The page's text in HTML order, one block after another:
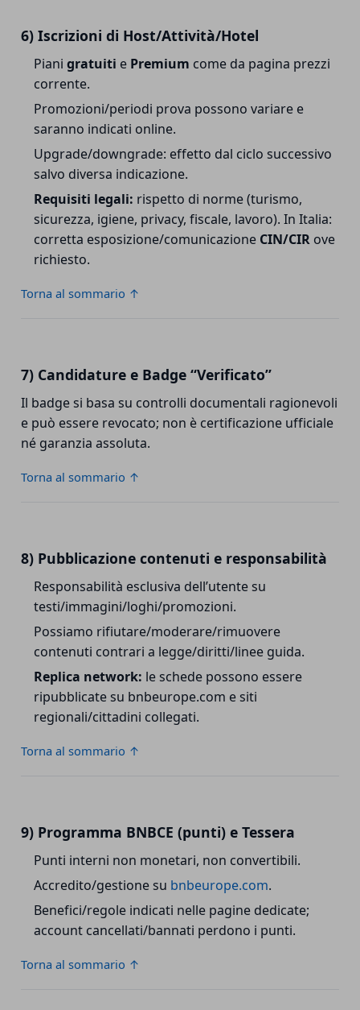
6) Iscrizioni di Host/Attività/Hotel
Piani gratuiti e Premium come da pagina prezzi
corrente.
Promozioni/periodi prova possono variare e
saranno indicati online.
Upgrade/downgrade: effetto dal ciclo successivo
salvo diversa indicazione.
Requisiti legali: rispetto di norme (turismo,
sicurezza, igiene, privacy, fiscale, lavoro). In Italia:
corretta esposizione/comunicazione CIN/CIR ove
richiesto.
Torna al sommario ↑
7) Candidature e Badge “Verificato”
Il badge si basa su controlli documentali ragionevoli
e può essere revocato; non è certificazione ufficiale
né garanzia assoluta.
Torna al sommario ↑
8) Pubblicazione contenuti e responsabilità
Responsabilità esclusiva dell’utente su
testi/immagini/loghi/promozioni.
Possiamo rifiutare/moderare/rimuovere
contenuti contrari a legge/diritti/linee guida.
Replica network: le schede possono essere
ripubblicate su bnbeurope.com e siti
regionali/cittadini collegati.
Torna al sommario ↑
9) Programma BNBCE (punti) e Tessera
Punti interni non monetari, non convertibili.
Accredito/gestione su bnbeurope.com.
Benefici/regole indicati nelle pagine dedicate;
account cancellati/bannati perdono i punti.
Torna al sommario ↑